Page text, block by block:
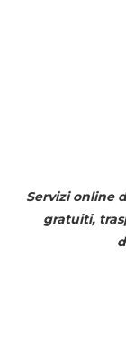
Servizi online
gratuiti,